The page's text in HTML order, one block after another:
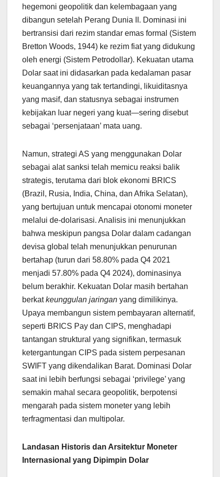
hegemoni geopolitik dan kelembagaan yang
dibangun setelah Perang Dunia II. Dominasi ini
bertransisi dari rezim standar emas formal (Sistem
Bretton Woods, 1944) ke rezim fiat yang didukung
oleh energi (Sistem Petrodollar). Kekuatan utama
Dolar saat ini didasarkan pada kedalaman pasar
keuangannya yang tak tertandingi, likuiditasnya
yang masif, dan statusnya sebagai instrumen
kebijakan luar negeri yang kuat—sering disebut
sebagai ‘persenjataan’ mata uang.
Namun, strategi AS yang menggunakan Dolar
sebagai alat sanksi telah memicu reaksi balik
strategis, terutama dari blok ekonomi BRICS
(Brazil, Rusia, India, China, dan Afrika Selatan),
yang bertujuan untuk mencapai otonomi moneter
melalui de-dolarisasi. Analisis ini menunjukkan
bahwa meskipun pangsa Dolar dalam cadangan
devisa global telah menunjukkan penurunan
bertahap (turun dari 58.80% pada Q4 2021
menjadi 57.80% pada Q4 2024), dominasinya
belum berakhir. Kekuatan Dolar masih bertahan
berkatkeunggulan jaringan yang dimilikinya.
Upaya membangun sistem pembayaran alternatif,
seperti BRICS Pay dan CIPS, menghadapi
tantangan struktural yang signifikan, termasuk
ketergantungan CIPS pada sistem perpesanan
SWIFT yang dikendalikan Barat. Dominasi Dolar
saat ini lebih berfungsi sebagai ‘privilege’ yang
semakin mahal secara geopolitik, berpotensi
mengarah pada sistem moneter yang lebih
terfragmentasi dan multipolar.
Landasan Historis dan Arsitektur Moneter
Internasional yang Dipimpin Dolar